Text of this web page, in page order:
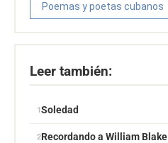
Poemas y poetas cubanos
Leer también:
Soledad
Recordando a William Blake